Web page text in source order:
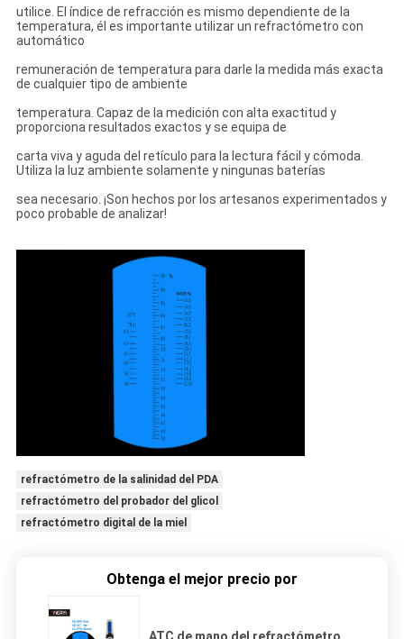
utilice. El índice de refracción es mismo dependiente de la
temperatura, él es importante utilizar un refractómetro con
automático
remuneración de temperatura para darle la medida más exacta
de cualquier tipo de ambiente
temperatura. Capaz de la medición con alta exactitud y
proporciona resultados exactos y se equipa de
carta viva y aguda del retículo para la lectura fácil y cómoda.
Utiliza la luz ambiente solamente y ningunas baterías
sea necesario. ¡Son hechos por los artesanos experimentados y
poco probable de analizar!
refractómetro de la salinidad del PDA
refractómetro del probador del glicol
refractómetro digital de la miel
Obtenga el mejor precio por
ATC de mano del refractómetro